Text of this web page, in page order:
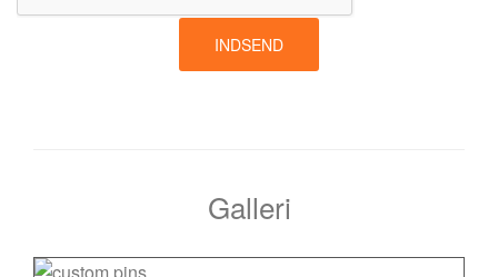
INDSEND
Galleri